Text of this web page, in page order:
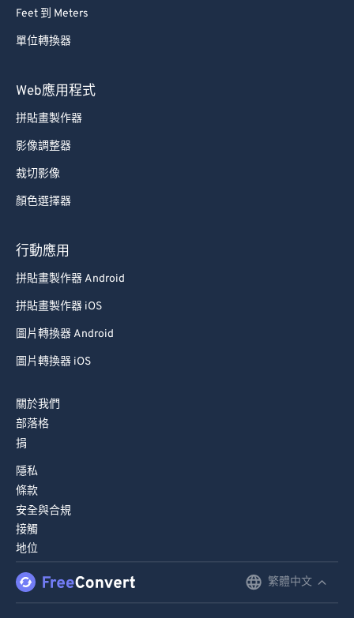
Feet 到 Meters
單位轉換器
Web應用程式
拼貼畫製作器
影像調整器
裁切影像
顏色選擇器
行動應用
拼貼畫製作器 Android
拼貼畫製作器 iOS
圖片轉換器 Android
圖片轉換器 iOS
關於我們
部落格
捐
隱私
條款
安全與合規
接觸
地位
繁體中文